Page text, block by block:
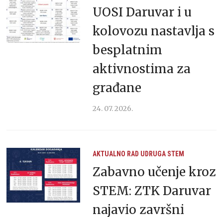
UOSI Daruvar i u
kolovozu nastavlja s
besplatnim
aktivnostima za
građane
24. 07. 2026.
AKTUALNO RAD UDRUGA STEM
Zabavno učenje kroz
STEM: ZTK Daruvar
najavio završni